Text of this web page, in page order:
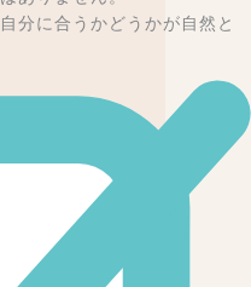
分に合うかどうかが自然と